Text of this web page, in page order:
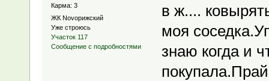
Карма: 3
ЖК Novoрижский
Уже строюсь
Участок 117
Сообщение с подробностями
в ж....
моя
знаю когда и